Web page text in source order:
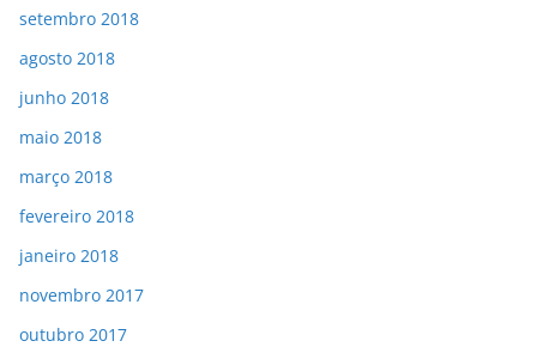
setembro 2018
agosto 2018
junho 2018
maio 2018
março 2018
fevereiro 2018
janeiro 2018
novembro 2017
outubro 2017